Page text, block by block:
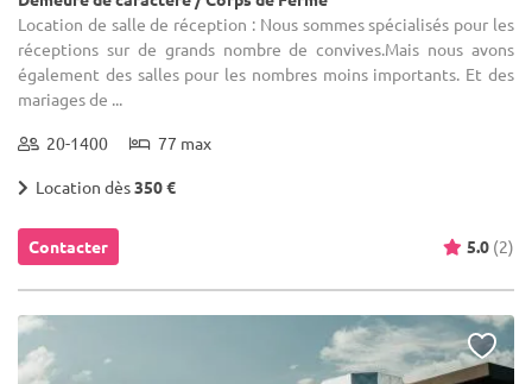
Location de salle de réception : Nous sommes spécialisés pour les
réceptions sur de grands nombre de convives.Mais nous avons
également des salles pour les nombres moins importants. Et des
mariages de ...
20-1400 77 max
Location dès350 €
Contacter 5.0 (2)